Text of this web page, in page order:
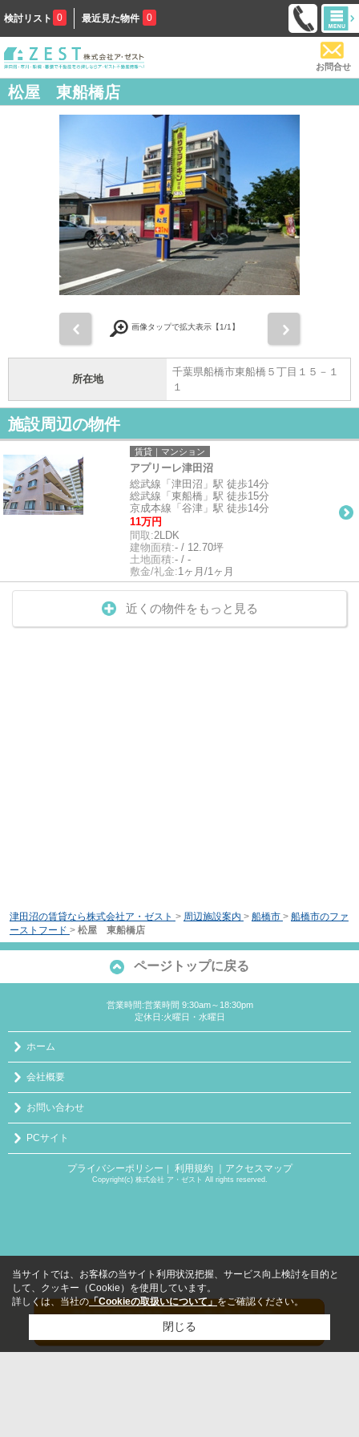
検討リスト 0 最近見た物件 0
お問合せ
松屋 東船橋店
画像タップで拡大表示【1/1】
所在地
千葉県船橋市東船橋５丁目１５－１
１
施設周辺の物件
賃貸｜マンション
アプリーレ津田沼
総武線「津田沼」駅 徒歩14分
総武線「東船橋」駅 徒歩15分
京成本線「谷津」駅 徒歩14分
11万円
間取:2LDK
建物面積:- / 12.70坪
土地面積:- / -
敷金/礼金:1ヶ月/1ヶ月
近くの物件をもっと見る
津田沼の賃貸なら株式会社ア・ゼスト > 周辺施設案内 > 船橋市 > 船橋市のファ
ーストフード > 松屋 東船橋店
ページトップに戻る
営業時間:営業時間 9:30am～18:30pm
定休日:火曜日・水曜日
ホーム
会社概要
お問い合わせ
PCサイト
プライバシーポリシー ｜ 利用規約 ｜アクセスマップ
Copyright(c) 株式会社 ア・ゼスト All rights reserved.
当サイトでは、お客様の当サイト利用状況把握、サービス向上検討を目的と
して、クッキー（Cookie）を使用しています。
詳しくは、当社の「Cookieの取扱いについて」をご確認ください。
閉じる